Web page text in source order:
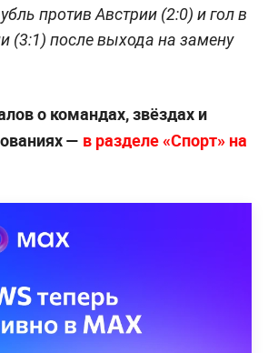
против Австрии (2:0) и гол в
(3:1) после выхода на замену
о командах, звёздах и
— в разделе «Спорт» на